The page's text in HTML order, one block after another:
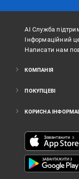
АІ Служба
Інформаційний
Написати нам
КОМПАНІЯ
ПОКУПЦЕВІ
КОРИСНА